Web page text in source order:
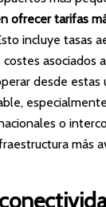
ofrecer tarifas
incluye tasas
asociados
desde estas
o
más